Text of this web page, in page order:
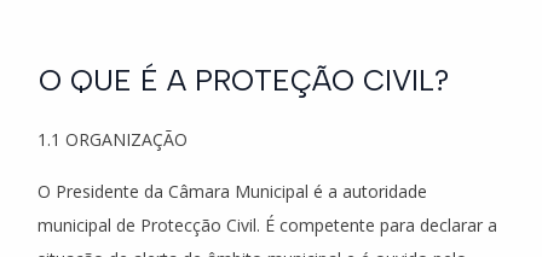
O QUE É A PROTEÇÃO CIVIL?
1.1 ORGANIZAÇÃO
O Presidente da Câmara Municipal é a autoridade
municipal de Protecção Civil. É competente para declarar a